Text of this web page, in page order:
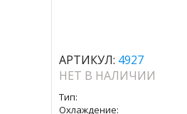
АРТИКУЛ: 4927
НЕТ В НАЛИЧИИ
Тип:
Охлаждение: